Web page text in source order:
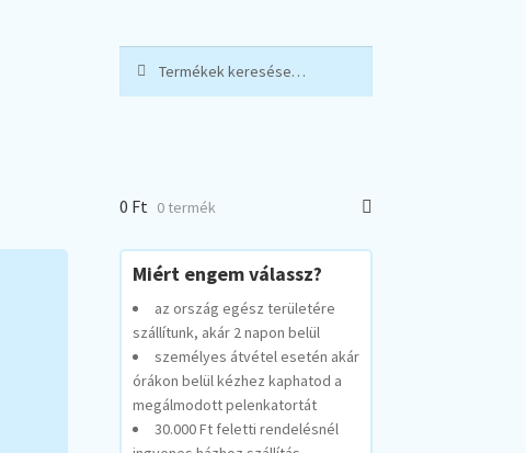
0 Ft 0 termék
Miért engem válassz?
az ország egész területére
szállítunk, akár 2 napon belül
személyes átvétel esetén akár
órákon belül kézhez kaphatod a
megálmodott pelenkatortát
30.000 Ft feletti rendelésnél